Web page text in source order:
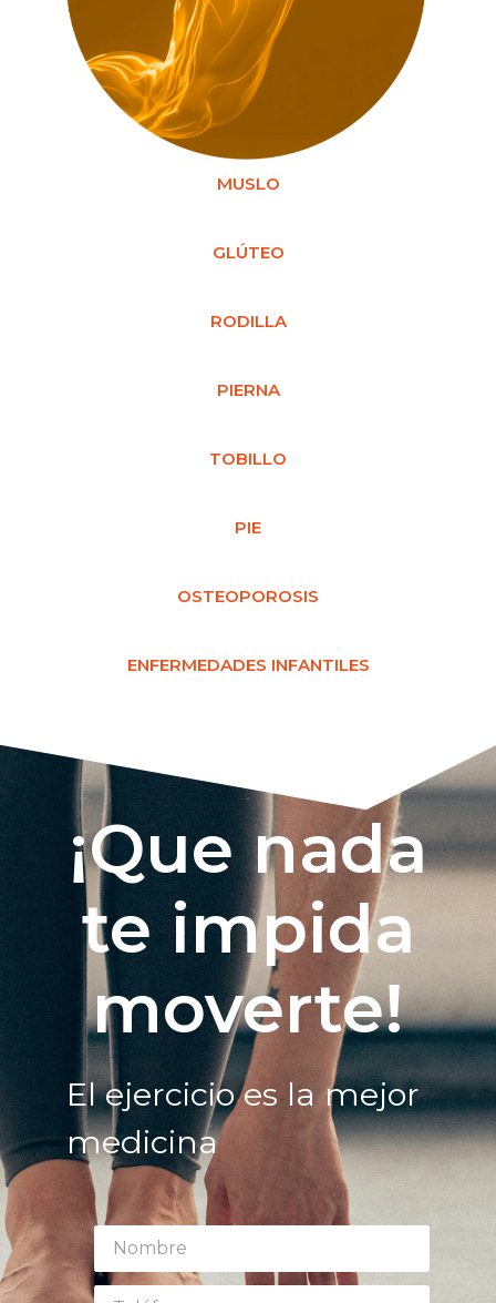
MUSLO
GLÚTEO
RODILLA
PIERNA
TOBILLO
PIE
OSTEOPOROSIS
ENFERMEDADES INFANTILES
¡Que nada
te impida
moverte!
El ejercicio es la mejor
medicina